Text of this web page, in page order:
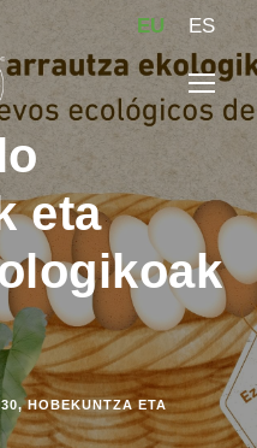
EU ES
eta
, HOBEKUNTZA ETA